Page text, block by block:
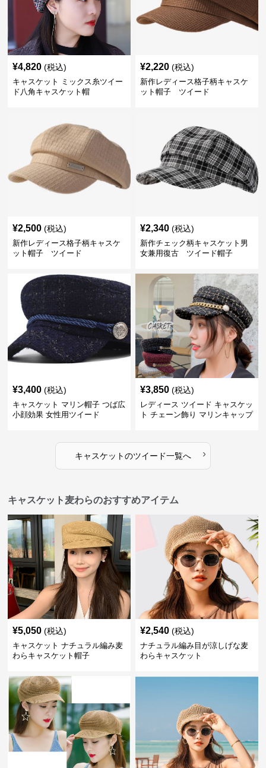
¥4,820 (税込)
キャスケット ミックス糸ツイー
ド八角キャスケット帽
¥2,220 (税込)
新作レディース格子柄キャスケ
ット帽子 ツイード
¥2,500 (税込)
新作レディース格子柄キャスケ
ット帽子 ツイード
¥2,340 (税込)
新作チェック柄キャスケット男
女兼用復古 ツイード帽子
¥3,400 (税込)
キャスケット マリン帽子 つば広
小顔効果 女性用ツイード
¥3,850 (税込)
レディース ツイード キャスケッ
ト チェーン飾り マリンキャップ
キャスケットのツイード一覧へ ›
キャスケット麦わらのおすすめアイテム
¥5,050 (税込)
キャスケット ナチュラル編み麦
わらキャスケット帽子
¥2,540 (税込)
ナチュラル編み目が涼しげな麦
わらキャスケット